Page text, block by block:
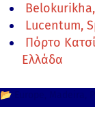
Lucentum,
Πόρτο
Ελλάδα
📂